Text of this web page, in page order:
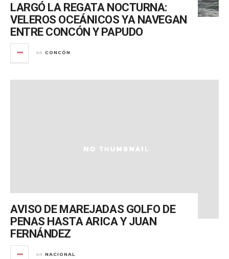
LARGÓ LA REGATA NOCTURNA:
VELEROS OCEÁNICOS YA NAVEGAN
ENTRE CONCÓN Y PAPUDO
en CONCÓN
AVISO DE MAREJADAS GOLFO DE
PENAS HASTA ARICA Y JUAN
FERNÁNDEZ
en NACIONAL